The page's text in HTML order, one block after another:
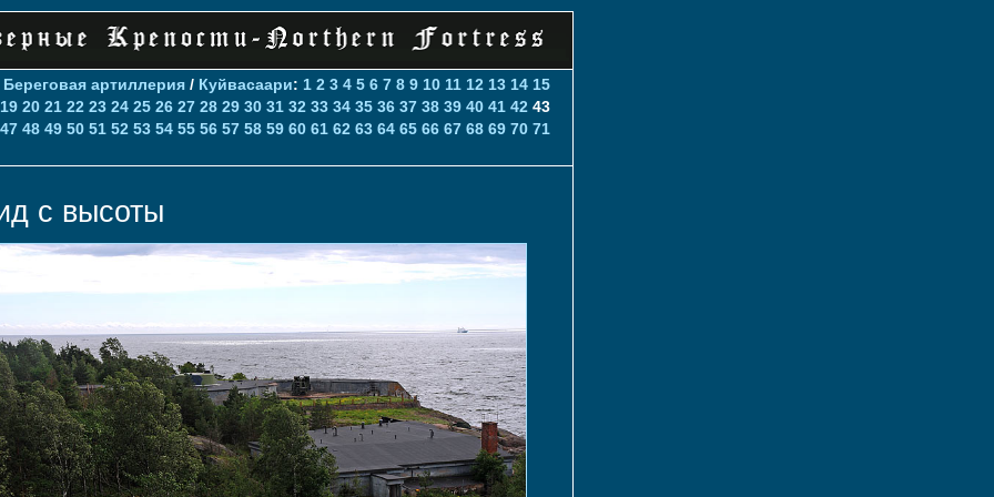
Береговая артиллерия / Куйвасаари: 1 2 3 4 5 6 7 8 9 10 11 12 13 14 15
19 20 21 22 23 24 25 26 27 28 29 30 31 32 33 34 35 36 37 38 39 40 41 42 43
47 48 49 50 51 52 53 54 55 56 57 58 59 60 61 62 63 64 65 66 67 68 69 70 71
с высоты